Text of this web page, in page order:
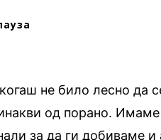
не било лесно да
од порано.
за да ги добиваме и